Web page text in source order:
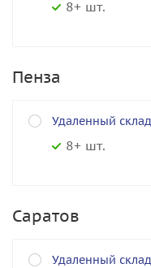
8+ шт.
Пенза
Удаленный
8+ шт.
Саратов
Удаленный